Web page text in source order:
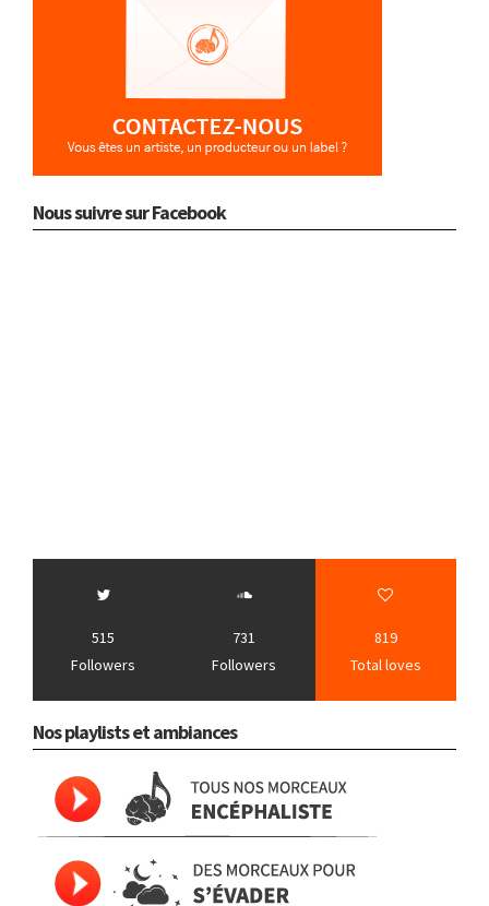
Nous suivre sur Facebook
515
Followers
731
Followers
819
Total loves
Nos playlists et ambiances